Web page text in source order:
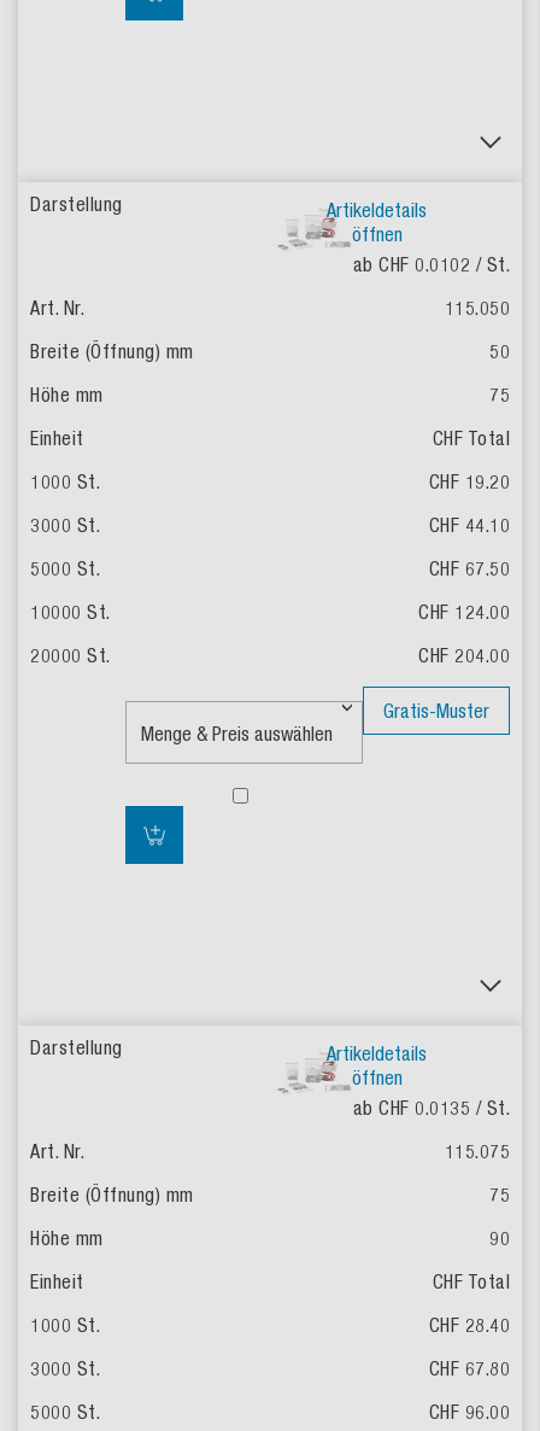
Artikeldetails
öffnen
ab CHF 0.0102 / St.
115.050
50
75
CHF Total
CHF 19.20
CHF 44.10
CHF 67.50
CHF 124.00
CHF 204.00
Gratis-Muster
Artikeldetails
öffnen
ab CHF 0.0135 / St.
115.075
75
90
CHF Total
CHF 28.40
CHF 67.80
CHF 96.00